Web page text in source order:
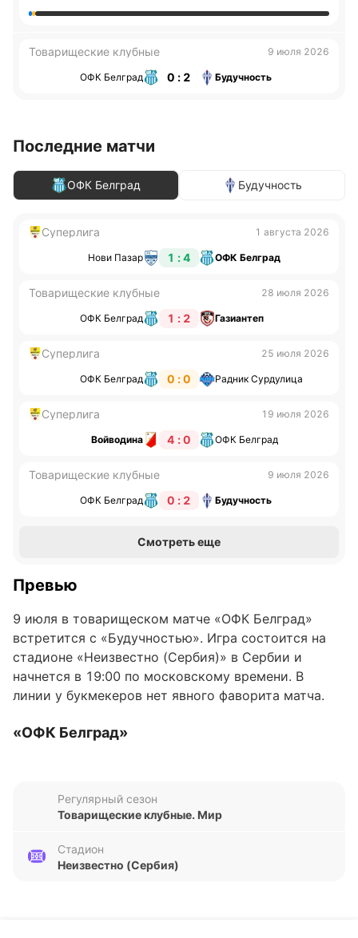
Товарищеские клубные 9 июля 2026
ОФК Белград 0 : 2 Будучность
Последние матчи
ОФК Белград Будучность
Суперлига 1 августа 2026
Нови Пазар 1 : 4 ОФК Белград
Товарищеские клубные 28 июля 2026
ОФК Белград 1 : 2 Газиантеп
Суперлига 25 июля 2026
ОФК Белград 0 : 0 Радник Сурдулица
Суперлига 19 июля 2026
Войводина 4 : 0 ОФК Белград
Товарищеские клубные 9 июля 2026
ОФК Белград 0 : 2 Будучность
Смотреть еще
Превью
9 июля в товарищеском матче «ОФК Белград»
встретится с «Будучностью». Игра состоится на
стадионе «Неизвестно (Сербия)» в Сербии и
начнется в 19:00 по московскому времени. В
линии у букмекеров нет явного фаворита матча.
«ОФК Белград»
вничью и потерпел два поражения. Команда
Йована Дамьяновича обыграла «Раднички 1923»
(2:1) и «Црвену Звезду» (2:1), разошлась миром с
«Партизаном» (1:1), а также уступила «Войводине»
Регулярный сезон
Товарищеские клубные. Мир
Стадион
Неизвестно (Сербия)